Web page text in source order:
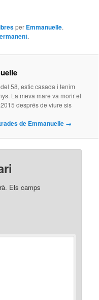
per Emmanuelle.
.
58, estic casada i tenim
La meva mare va morir el
després de viure sis
de Emmanuelle →
Els camps